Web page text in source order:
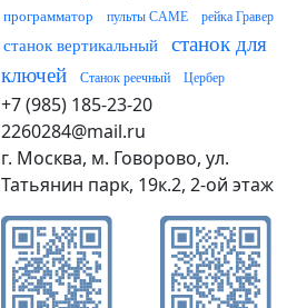
программатор пульты CAME рейка Гравер
станок вертикальный
станок для
ключей
Станок реечный Цербер
+7 (985) 185-23-20
2260284@mail.ru
г. Москва, м. Говорово, ул.
Татьянин парк, 19к.2, 2-ой этаж